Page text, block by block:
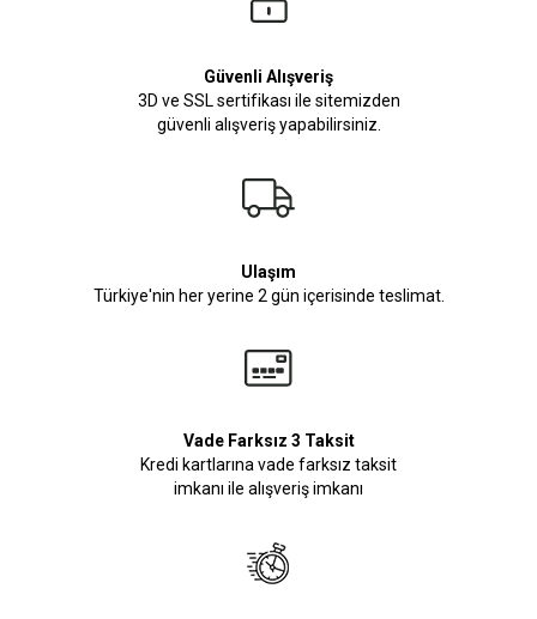
Güvenli Alışveriş
3D ve SSL sertifikası ile sitemizden
güvenli alışveriş yapabilirsiniz.
Ulaşım
Türkiye'nin her yerine 2 gün içerisinde teslimat.
Vade Farksız 3 Taksit
Kredi kartlarına vade farksız taksit
imkanı ile alışveriş imkanı